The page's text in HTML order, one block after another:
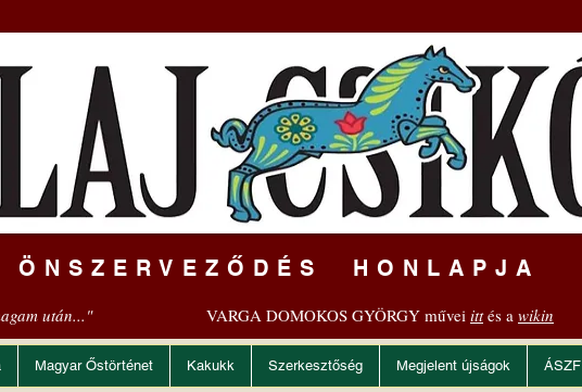
HONLAPJA
után..." VARGA DOMOKOS GYÖRGY művei ittés a wikin
Magyar Őstörténet Kakukk Szerkesztőség Megjelent újságok ÁSZF